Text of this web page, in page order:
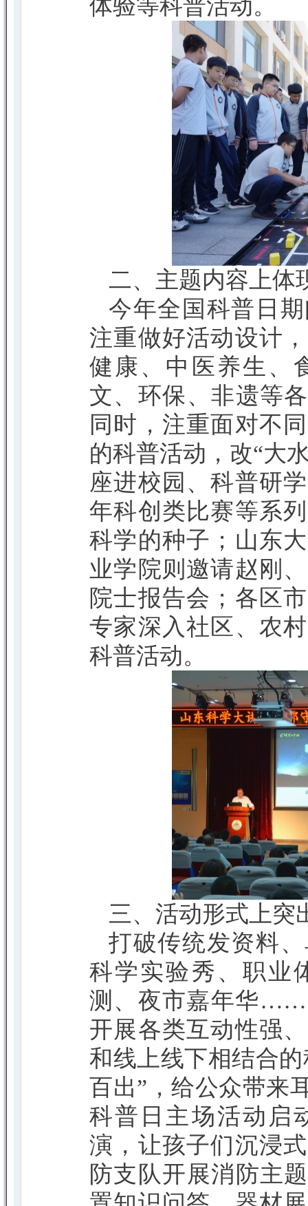
体验等科普活动。
二、主题内容上体
今年全国科普日
注重做好活动设计
健康、中医养生、
文、环保、非遗等
同时，注重面对不
的科普活动，改“大
座进校园、科普研
年科创类比赛等系
科学的种子；山东
业学院则邀请赵刚
院士报告会；各区
专家深入社区、农
科普活动。
三、活动形式上突
打破传统发资料
科学实验秀、职业
测、夜市嘉年华……
开展各类互动性强
和线上线下相结合
百出”，给公众带来
科普日主场活动启
演，让孩子们沉浸
防支队开展消防主